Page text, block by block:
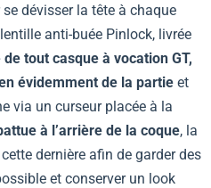
dévisser la tête à chaque
anti-buée Pinlock, livrée
tout casque à vocation GT,
évidemment de la partie et
via un curseur placée à la
à l’arrière de la coque, la
dernière afin de garder des
et conserver un look